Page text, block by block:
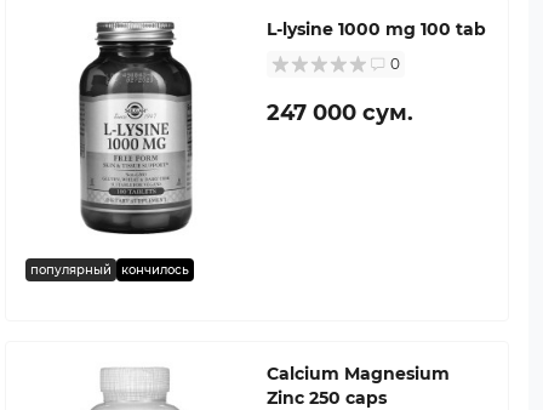
популярный кончилось
L-lysine 1000 mg 100 tab
0
247 000 сум.
Calcium Magnesium
Zinc 250 caps